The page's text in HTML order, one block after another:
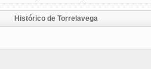
Histórico de Torrelavega